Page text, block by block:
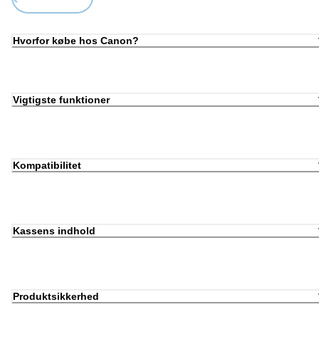
Hvorfor købe hos Canon?
Vigtigste funktioner
Kompatibilitet
Kassens indhold
Produktsikkerhed